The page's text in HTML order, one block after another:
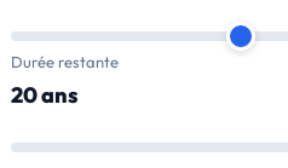
Durée restante
20 ans